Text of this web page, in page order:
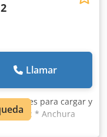
Llamar
paneles para cargar y
* Anchura
Ac Dsa *